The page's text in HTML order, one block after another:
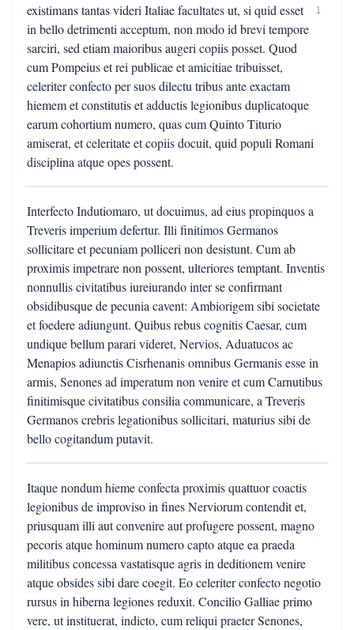
existimans tantas videri Italiae facultates ut, si quid esset
in bello detrimenti acceptum, non modo id brevi tempore
sarciri, sed etiam maioribus augeri copiis posset. Quod
cum Pompeius et rei publicae et amicitiae tribuisset,
celeriter confecto per suos dilectu tribus ante exactam
hiemem et constitutis et adductis legionibus duplicatoque
earum cohortium numero, quas cum Quinto Titurio
amiserat, et celeritate et copiis docuit, quid populi Romani
disciplina atque opes possent.
1
Interfecto Indutiomaro, ut docuimus, ad eius propinquos a
Treveris imperium defertur. Illi finitimos Germanos
sollicitare et pecuniam polliceri non desistunt. Cum ab
proximis impetrare non possent, ulteriores temptant. Inventis
nonnullis civitatibus iureiurando inter se confirmant
obsidibusque de pecunia cavent: Ambiorigem sibi societate
et foedere adiungunt. Quibus rebus cognitis Caesar, cum
undique bellum parari videret, Nervios, Aduatucos ac
Menapios adiunctis Cisrhenanis omnibus Germanis esse in
armis, Senones ad imperatum non venire et cum Carnutibus
finitimisque civitatibus consilia communicare, a Treveris
Germanos crebris legationibus sollicitari, maturius sibi de
bello cogitandum putavit.
Itaque nondum hieme confecta proximis quattuor coactis
legionibus de improviso in fines Nerviorum contendit et,
priusquam illi aut convenire aut profugere possent, magno
pecoris atque hominum numero capto atque ea praeda
militibus concessa vastatisque agris in deditionem venire
atque obsides sibi dare coegit. Eo celeriter confecto negotio
rursus in hiberna legiones reduxit. Concilio Galliae primo
vere, ut instituerat, indicto, cum reliqui praeter Senones,